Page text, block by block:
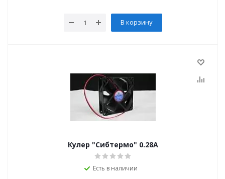
В корзину
Кулер "Сибтермо" 0.28А
Есть в наличии